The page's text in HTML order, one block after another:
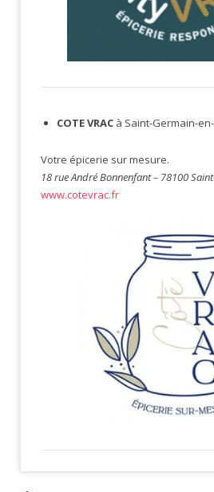
COTE VRAC à Saint-Germain-
Votre épicerie sur mesure.
18 rue André Bonnenfant – 78100
www.cotevrac.fr